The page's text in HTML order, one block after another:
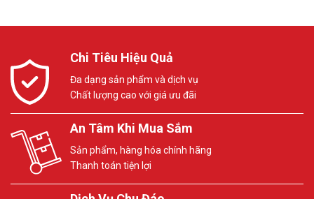
Chi Tiêu Hiệu Quả
Đa dạng sản phẩm và dịch vụ
Chất lượng cao với giá ưu đãi
An Tâm Khi Mua Sắm
Sản phẩm, hàng hóa chính hãng
Thanh toán tiện lợi